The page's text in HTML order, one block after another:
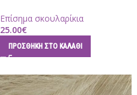
Επίσημα σκουλαρίκια
25.00€
ΠΡΟΣΘΉΚΗ ΣΤΟ ΚΑΛΆΘΙ